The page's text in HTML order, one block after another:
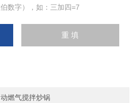
数字），如：三加四=7
燃气搅拌炒锅